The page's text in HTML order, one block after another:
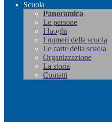
Scuola
Panoramica
Le persone
I luoghi
I numeri della scuola
Le carte della scuola
Organizzazione
La storia
Contatti